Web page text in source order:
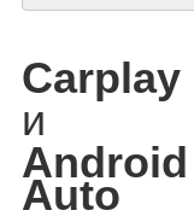
Carplay
и
Android
Auto